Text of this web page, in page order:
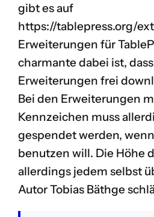
gibt es auf
https://tablepress.org/
Erweiterungen für
charmante dabei ist,
Erweiterungen frei
Bei den Erweiterungen
Kennzeichen muss
gespendet werden,
benutzen will. Die Höhe
allerdings jedem selbst
Autor Tobias Bäthge